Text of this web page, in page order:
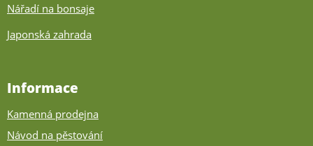
Nářadí na bonsaje
Japonská zahrada
Informace
Kamenná prodejna
Návod na pěstování